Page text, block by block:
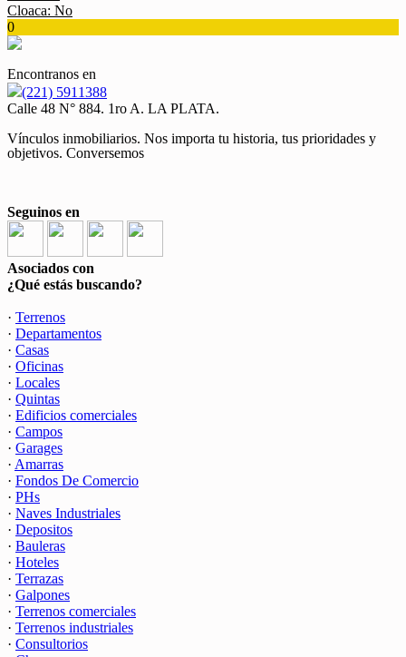
Cloaca: No
0
Encontranos en
(221) 5911388
Calle 48 N° 884. 1ro A. LA PLATA.
Vínculos inmobiliarios. Nos importa tu historia, tus prioridades y
objetivos. Conversemos
Seguinos en
Asociados con
¿Qué estás buscando?
· Terrenos
· Departamentos
· Casas
· Oficinas
· Locales
· Quintas
· Edificios comerciales
· Campos
· Garages
· Amarras
· Fondos De Comercio
· PHs
· Naves Industriales
· Depositos
· Bauleras
· Hoteles
· Terrazas
· Galpones
· Terrenos comerciales
· Terrenos industriales
· Consultorios